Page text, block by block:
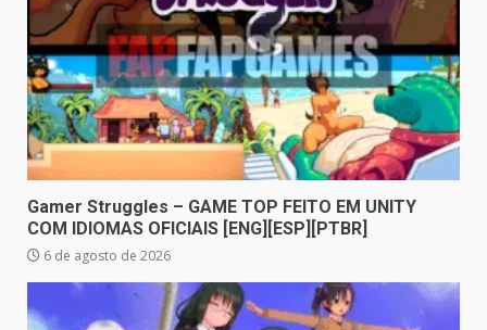
Gamer Struggles – GAME TOP FEITO EM UNITY
COM IDIOMAS OFICIAIS [ENG][ESP][PTBR]
6 de agosto de 2026